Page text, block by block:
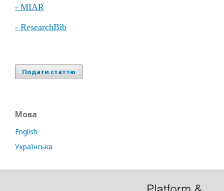
- MIAR
- ResearchBib
Подати статтю
Мова
English
Українська